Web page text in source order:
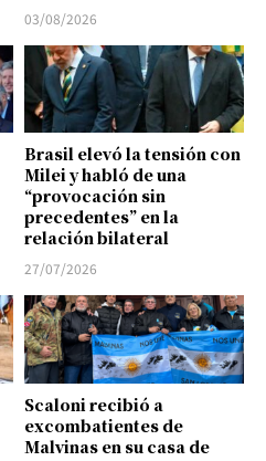
03/08/2026
Brasil elevó la tensión con
Milei y habló de una
“provocación sin
precedentes” en la
relación bilateral
27/07/2026
Scaloni recibió a
excombatientes de
Malvinas en su casa de